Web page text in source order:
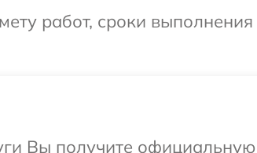
работ, сроки
Вы получите